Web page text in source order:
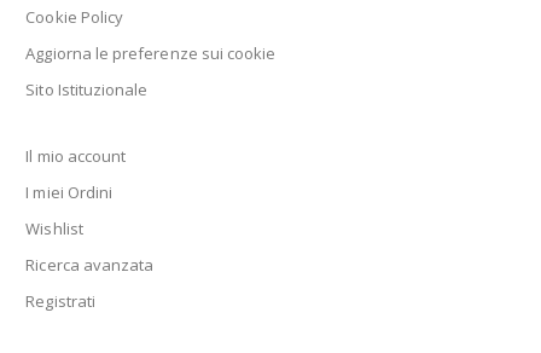
Cookie Policy
Aggiorna le preferenze sui cookie
Sito Istituzionale
Il mio account
I miei Ordini
Wishlist
Ricerca avanzata
Registrati